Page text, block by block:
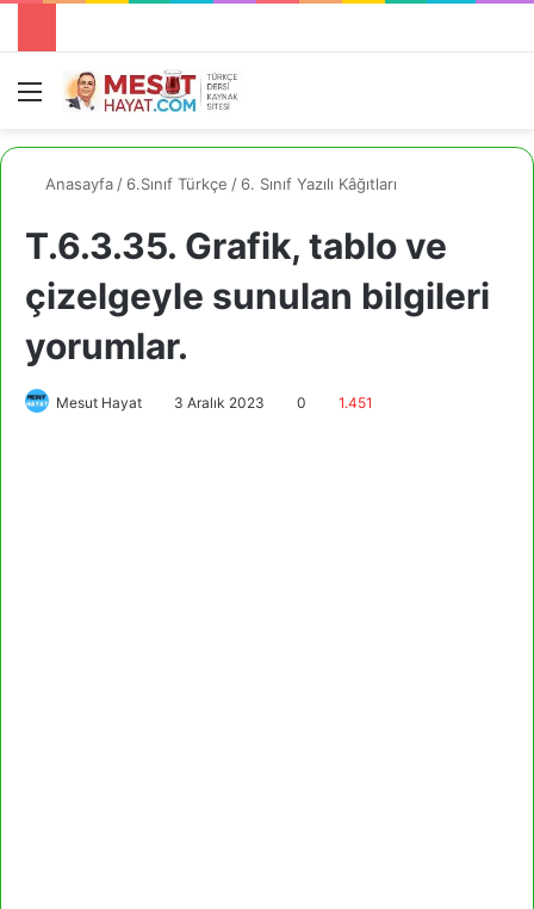
Menü
Anasayfa / 6.Sınıf Türkçe / 6. Sınıf Yazılı Kâğıtları
T.6.3.35. Grafik, tablo ve
çizelgeyle sunulan bilgileri
yorumlar.
Mesut Hayat 3 Aralık 2023 0 1.451